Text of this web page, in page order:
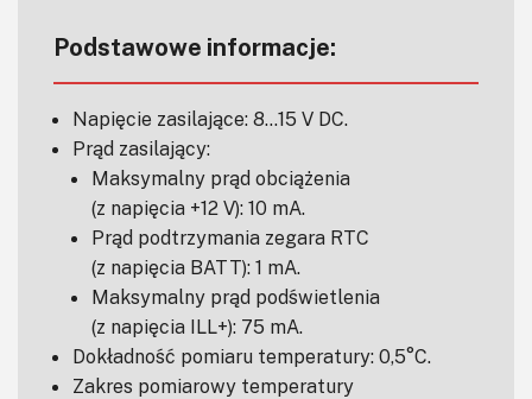
Podstawowe informacje:
Napięcie zasilające: 8…15 V DC.
Prąd zasilający:
Maksymalny prąd obciążenia
(z napięcia +12 V): 10 mA.
Prąd podtrzymania zegara RTC
(z napięcia BATT): 1 mA.
Maksymalny prąd podświetlenia
(z napięcia ILL+): 75 mA.
Dokładność pomiaru temperatury: 0,5°C.
Zakres pomiarowy temperatury